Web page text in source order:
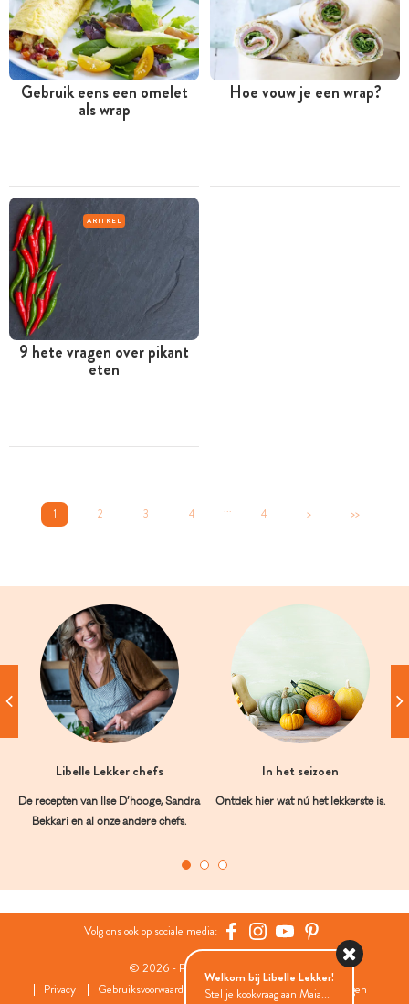
Gebruik eens een omelet
als wrap
Hoe vouw je een wrap?
ARTIKEL
9 hete vragen over pikant
eten
1 2 3 4 ... 4 > >>
Libelle Lekker chefs
De recepten van Ilse D’hooge, Sandra
Bekkari en al onze andere chefs.
In het seizoen
Ontdek hier wat nú het lekkerste is.
Volg ons ook op sociale media:
© 2026 - Roularta Media Group
Privacy
Gebruiksvoorwaarden Cookies Cookies instellingen
Welkom bij Libelle Lekker!
Stel je kookvraag aan Maia...